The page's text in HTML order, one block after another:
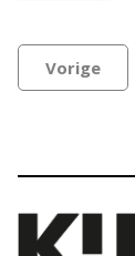
Vorige